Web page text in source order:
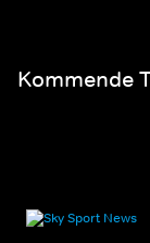
Kommende